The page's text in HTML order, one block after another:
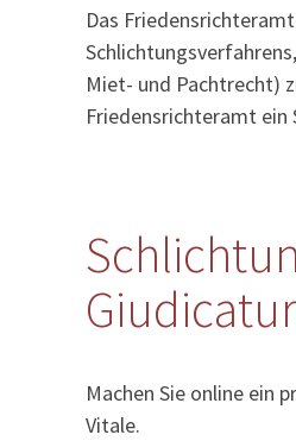
Das
Miet- und Pachtrecht)
Friedensrichteramt ein
Machen Sie online ein
Vitale.